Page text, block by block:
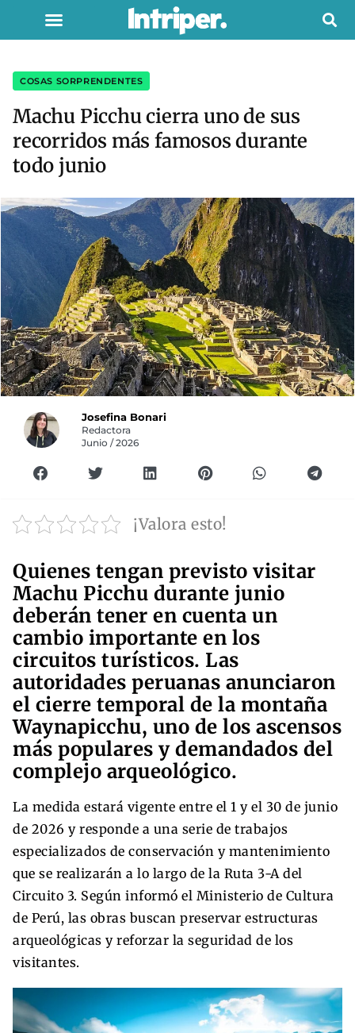
COSAS SORPRENDENTES
Machu Picchu cierra uno de sus
recorridos más famosos durante
todo junio
Josefina Bonari
Redactora
Junio / 2026
¡Valora esto!
Quienes tengan previsto visitar
Machu Picchu durante junio
deberán tener en cuenta un
cambio importante en los
circuitos turísticos. Las
autoridades peruanas anunciaron
el cierre temporal de la montaña
Waynapicchu, uno de los ascensos
más populares y demandados del
complejo arqueológico.
La medida estará vigente entre el 1 y el 30 de junio
de 2026 y responde a una serie de trabajos
especializados de conservación y mantenimiento
que se realizarán a lo largo de la Ruta 3-A del
Circuito 3. Según informó el Ministerio de Cultura
de Perú, las obras buscan preservar estructuras
arqueológicas y reforzar la seguridad de los
visitantes.